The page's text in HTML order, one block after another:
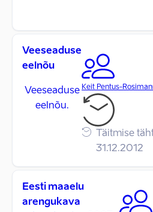
Veeseaduse
eelnõu
Veeseaduse
eelnõu.
Keit Pentus-
Täitmise
31.12.2012
Eesti maaelu
arengukava